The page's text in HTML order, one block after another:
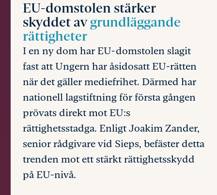
EU-domstolen stärker
skyddet av grundläggande
rättigheter
I en ny dom har EU-domstolen slagit
fast att Ungern har åsidosatt EU-rätten
när det gäller mediefrihet. Därmed har
nationell lagstiftning för första gången
prövats direkt mot EU:s
rättighetsstadga. Enligt Joakim Zander,
senior rådgivare vid Sieps, befäster detta
trenden mot ett stärkt rättighetsskydd
på EU-nivå.